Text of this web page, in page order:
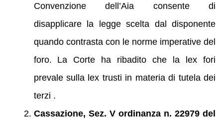
Convenzione dell’Aia consente di
disapplicare la legge scelta dal disponente
quando contrasta con le norme imperative del
foro. La Corte ha ribadito che la lex fori
prevale sulla lex trusti in materia di tutela dei
terzi .
Cassazione, Sez. V ordinanza n. 22979 del